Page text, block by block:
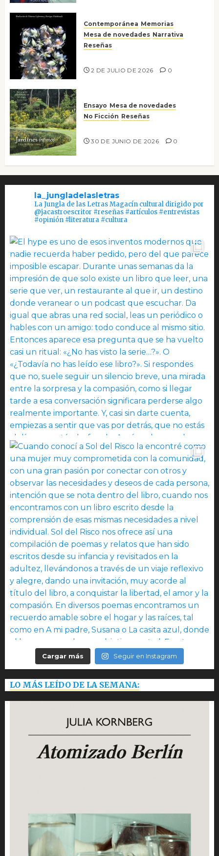
Contemporánea Memorias
Mesa de novedades Narrativa
Reseñas
2 DE JULIO DE 2026 0
Ensayo Mesa de novedades
No Ficción Reseñas
30 DE JUNIO DE 2026 0
la_jungladelasletras
La Jungla de las Letras Magacín cultural dirigido por
@jacastroescritor #reseñas #artículos #entrevistas
#opinión #literatura #cultura
Cargar más Seguir en Instagram
LO MÁS LEÍDO DE LA SEMANA: